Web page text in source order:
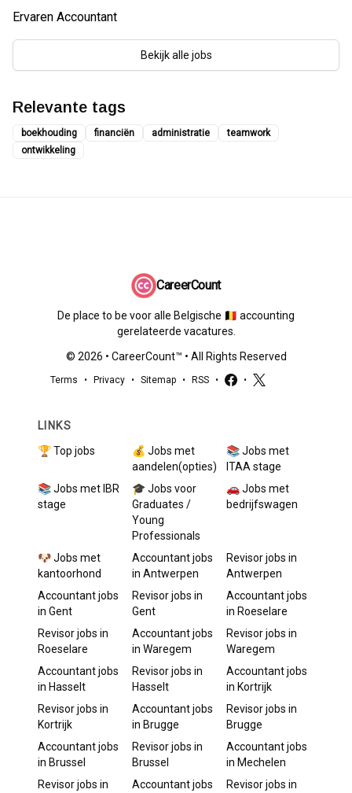
Ervaren Accountant
Bekijk alle jobs
Relevante tags
boekhouding financiën administratie
teamwork
ontwikkeling
CareerCount
De place to be voor alle Belgische 🇧🇪 accounting
gerelateerde vacatures.
© 2026 • CareerCount™ • All Rights Reserved
Terms • Privacy • Sitemap • RSS • •
LINKS
🏆 Top jobs
💰 Jobs met
aandelen(opties)
📚 Jobs met
ITAA stage
📚 Jobs met IBR
stage
🎓 Jobs voor
Graduates /
Young
Professionals
🚗 Jobs met
bedrijfswagen
🐶 Jobs met
kantoorhond
Accountantjobs
in Antwerpen
Revisorjobs in
Antwerpen
Accountantjobs
in Gent
Revisorjobs in
Gent
Accountantjobs
in Roeselare
Revisorjobs in
Roeselare
Accountantjobs
in Waregem
Revisorjobs in
Waregem
Accountantjobs
in Hasselt
Revisorjobs in
Hasselt
Accountantjobs
in Kortrijk
Revisorjobs in
Kortrijk
Accountantjobs
in Brugge
Revisorjobs in
Brugge
Accountantjobs
in Brussel
Revisorjobs in
Brussel
Accountantjobs
in Mechelen
Revisorjobs in Accountantjobs Revisorjobs in